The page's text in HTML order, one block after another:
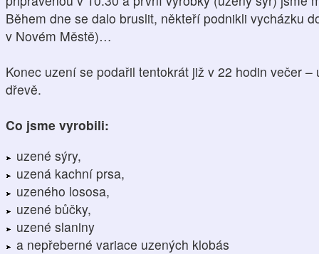
Během dne se dalo bruslit, někteří podnikli vycházku
v Novém Městě)…
Konec uzení se podařil tentokrát již v 22 hodin večer
dřevě.
Co jsme vyrobili:
uzené sýry,
uzená kachní prsa,
uzeného lososa,
uzené bůčky,
uzené slaniny
a nepřeberné variace uzených klobás